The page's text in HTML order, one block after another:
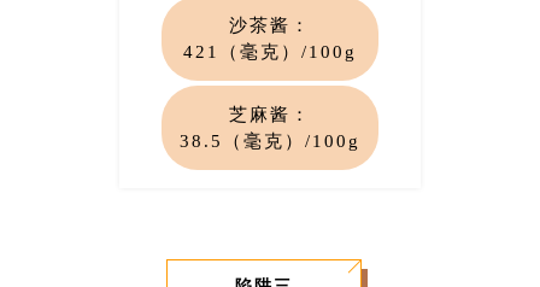
沙茶酱：
421（毫克）/100g
芝麻酱：
38.5（毫克）/100g